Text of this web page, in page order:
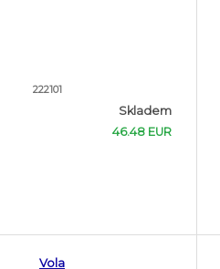
222101
Skladem
46.48 EUR
Vola